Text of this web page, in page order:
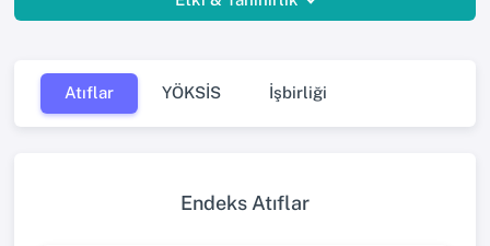
Atıflar YÖKSİS İşbirliği
Endeks Atıflar